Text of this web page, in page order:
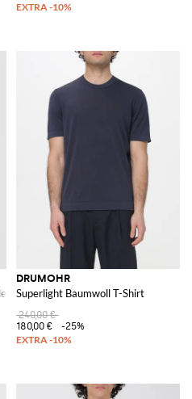
und Leinen
DRUMOHR
Superlight Baumwoll T-Shirt
240,00 €
180,00 €
-25%